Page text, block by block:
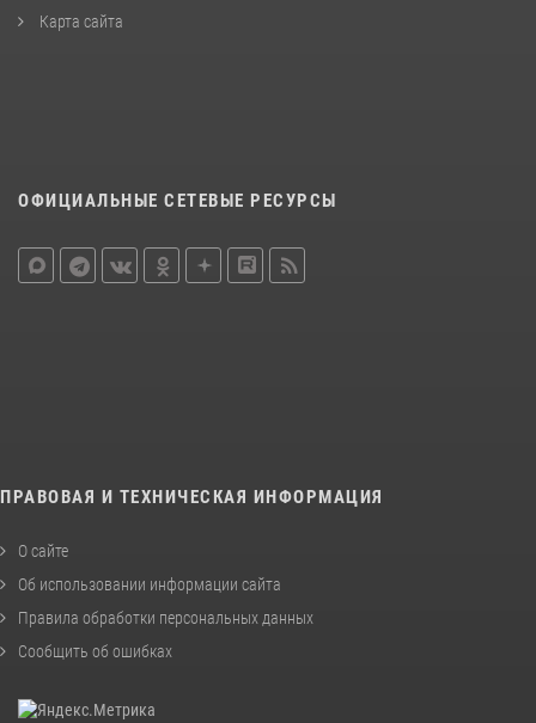
Карта сайта
ОФИЦИАЛЬНЫЕ СЕТЕВЫЕ РЕСУРСЫ
ПРАВОВАЯ И ТЕХНИЧЕСКАЯ ИНФОРМАЦИЯ
О сайте
Об использовании информации сайта
Правила обработки персональных данных
Сообщить об ошибках